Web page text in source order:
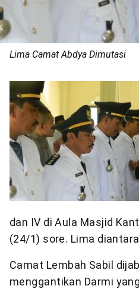
Lima Camat Abdya Dimutasi
dan IV di Aula Masjid
(24/1) sore. Lima
Camat Lembah Sabil
menggantikan Darmi